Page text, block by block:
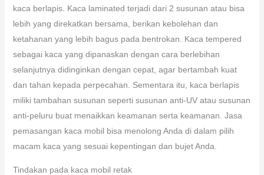
kaca berlapis. Kaca laminated terjadi dari 2 susunan atau bisa
lebih yang direkatkan bersama, berikan kebolehan dan
ketahanan yang lebih bagus pada bentrokan. Kaca tempered
sebagai kaca yang dipanaskan dengan cara berlebihan
selanjutnya didinginkan dengan cepat, agar bertambah kuat
dan tahan kepada perpecahan. Sementara itu, kaca berlapis
miliki tambahan susunan seperti susunan anti-UV atau susunan
anti-peluru buat menaikkan keamanan serta keamanan. Jasa
pemasangan kaca mobil bisa menolong Anda di dalam pilih
macam kaca yang sesuai kepentingan dan bujet Anda.
Tindakan pada kaca mobil retak